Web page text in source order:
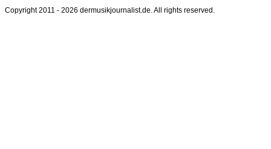
Copyright 2011 - 2026 dermusikjournalist.de. All rights reserved.